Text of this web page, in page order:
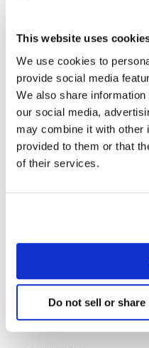
This website uses
We use cookies to
provide social media
We also share
our social media,
may combine it with other
provided to them or that
of their services.
Do not sell or
leur reprise après 10
raison serait injuste. Les
marques propres au
commerciale, misant sur
surfant sur toutes les
ont le vent en poupe (le
labels Made in France,
suspects, utilisation du